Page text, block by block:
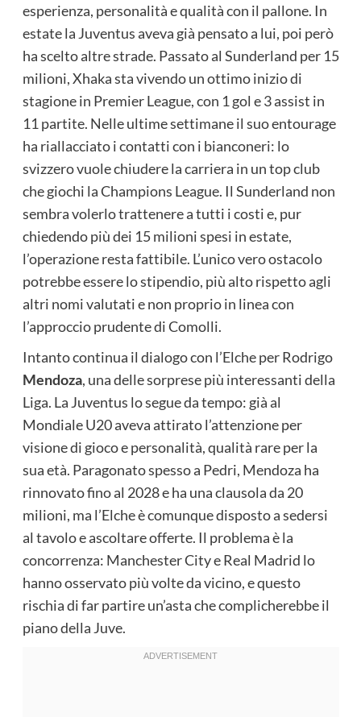
esperienza, personalità e qualità con il pallone. In
estate la Juventus aveva già pensato a lui, poi però
ha scelto altre strade. Passato al Sunderland per 15
milioni, Xhaka sta vivendo un ottimo inizio di
stagione in Premier League, con 1 gol e 3 assist in
11 partite. Nelle ultime settimane il suo entourage
ha riallacciato i contatti con i bianconeri: lo
svizzero vuole chiudere la carriera in un top club
che giochi la Champions League. Il Sunderland non
sembra volerlo trattenere a tutti i costi e, pur
chiedendo più dei 15 milioni spesi in estate,
l’operazione resta fattibile. L’unico vero ostacolo
potrebbe essere lo stipendio, più alto rispetto agli
altri nomi valutati e non proprio in linea con
l’approccio prudente di Comolli.
Intanto continua il dialogo con l’Elche per Rodrigo
Mendoza, una delle sorprese più interessanti della
Liga. La Juventus lo segue da tempo: già al
Mondiale U20 aveva attirato l’attenzione per
visione di gioco e personalità, qualità rare per la
sua età. Paragonato spesso a Pedri, Mendoza ha
rinnovato fino al 2028 e ha una clausola da 20
milioni, ma l’Elche è comunque disposto a sedersi
al tavolo e ascoltare offerte. Il problema è la
concorrenza: Manchester City e Real Madrid lo
hanno osservato più volte da vicino, e questo
rischia di far partire un’asta che complicherebbe il
piano della Juve.